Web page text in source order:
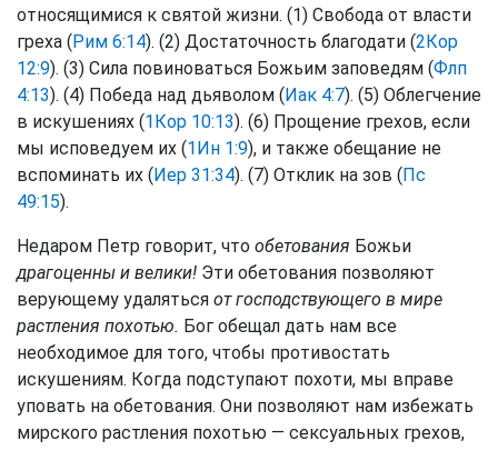
относящимися к святой жизни. (1) Свобода от власти
греха (Рим 6:14). (2) Достаточность благодати (2Кор
12:9). (3) Сила повиноваться Божьим заповедям (Флп
4:13). (4) Победа над дьяволом (Иак 4:7). (5) Облегчение
в искушениях (1Кор 10:13). (6) Прощение грехов, если
мы исповедуем их (1Ин 1:9), и также обещание не
вспоминать их (Иер 31:34). (7) Отклик на зов (Пс
49:15).
Недаром Петр говорит, что обетования Божьи
драгоценны и велики! Эти обетования позволяют
верующему удаляться от господствующего в мире
растления похотью. Бог обещал дать нам все
необходимое для того, чтобы противостать
искушениям. Когда подступают похоти, мы вправе
уповать на обетования. Они позволяют нам избежать
мирского растления похотью — сексуальных грехов,